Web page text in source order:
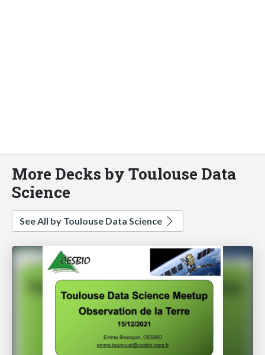
More Decks by Toulouse Data
Science
See All by Toulouse Data Science